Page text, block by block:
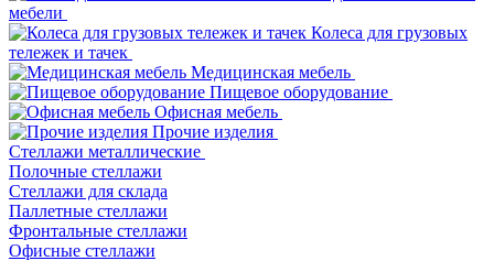
мебели
Колеса для грузовых
тележек и тачек
Медицинская мебель
Пищевое оборудование
Офисная мебель
Прочие изделия
Стеллажи металлические
Полочные стеллажи
Стеллажи для склада
Паллетные стеллажи
Фронтальные стеллажи
Офисные стеллажи